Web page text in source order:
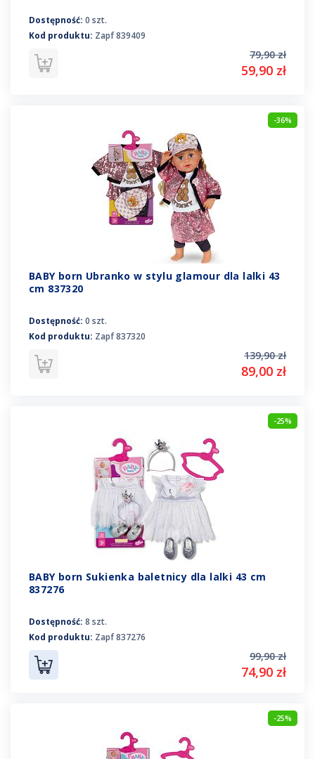
Dostępność: 0 szt.
Kod produktu: Zapf 839409
79,90 zł
59,90 zł
-36%
BABY born Ubranko w stylu glamour dla lalki 43
cm 837320
Dostępność: 0 szt.
Kod produktu: Zapf 837320
139,90 zł
89,00 zł
-25%
BABY born Sukienka baletnicy dla lalki 43 cm
837276
Dostępność: 8 szt.
Kod produktu: Zapf 837276
99,90 zł
74,90 zł
-25%